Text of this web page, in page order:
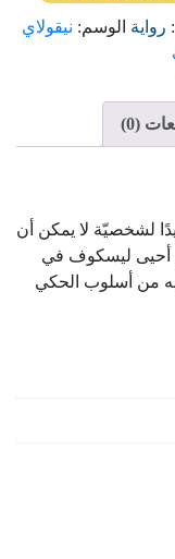
رواية الوسم: نيقولاي
(0)
لشخصيّة لا يمكن أن
أحيى ليسكوف في
به من أسلوب الحكي